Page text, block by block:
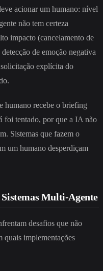
acionar um humano: nível
não tem certeza
impacto (cancelamento de
de emoção negativa
explícita do
humano recebe o briefing
foi tentado, por que a IA não
Sistemas que fazem o
um humano desperdiçam
Sistemas Multi-Agente
desafios que não
quais implementações